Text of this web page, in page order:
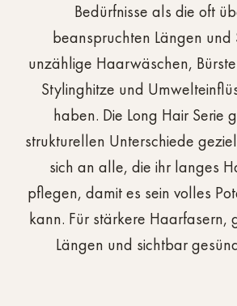
Bedürfnisse als die oft
beanspruchten Längen und
unzählige Haarwäschen,
Stylinghitze und
haben. Die Long Hair Serie
strukturellen Unterschiede
sich an alle, die ihr langes
pflegen, damit es sein volles
kann. Für stärkere Haarfasern,
Längen und sichtbar